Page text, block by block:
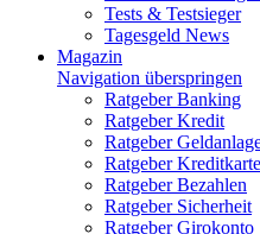
Tests & Testsieger
Tagesgeld News
Magazin
Navigation überspringen
Ratgeber Banking
Ratgeber Kredit
Ratgeber
Ratgeber
Ratgeber Bezahlen
Ratgeber Sicherheit
Ratgeber Girokonto